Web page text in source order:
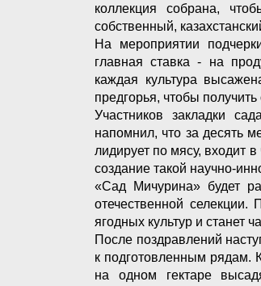
коллекция собрана,
собственный,
На мероприятии
главная ставка - на
каждая культура
предгорья, чтобы
Участников закладки
напомнил, что за десять
лидирует по мясу,
создание такой научно-
«Сад Мичурина» будет
отечественной
ягодных культур и станет
После поздравлений
к подготовленным рядам.
на одном гектаре